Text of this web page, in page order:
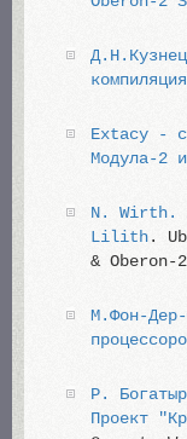
Extacy -
Модула-2
N. Wirth.
Lilith.
&
М.Фон-Дер-
Р.
Проект